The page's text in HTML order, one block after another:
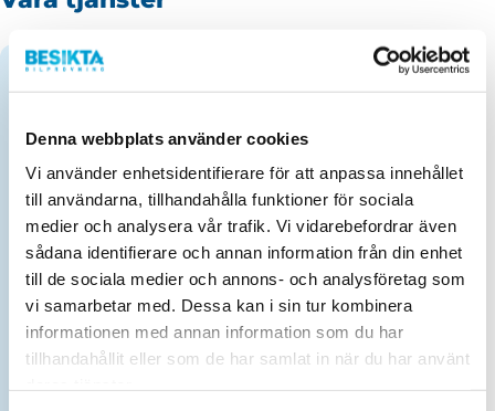
Denna webbplats använder cookies
Vi använder enhetsidentifierare för att anpassa innehållet
till användarna, tillhandahålla funktioner för sociala
medier och analysera vår trafik. Vi vidarebefordrar även
sådana identifierare och annan information från din enhet
till de sociala medier och annons- och analysföretag som
vi samarbetar med. Dessa kan i sin tur kombinera
informationen med annan information som du har
tillhandahållit eller som de har samlat in när du har använt
Kontrollbesiktning personbil
Kontrollbesiktning obromsat släp
Maxvikt 750 kg. Fårej vara lastatvid
besiktning!
Obokad efterkontroll lätt lastbil
Maxvikt 3 500 kg